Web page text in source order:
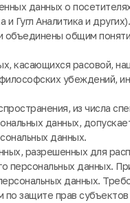
данных о
Гугл Аналитика и других).
объединены общим
касающихся расовой,
убеждений,
из числа
данных,
данных.
разрешенных для
персональных данных.
данных.
по защите прав